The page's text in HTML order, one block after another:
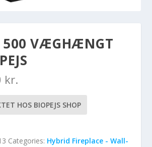
500 VÆGHÆNGT
kr.
HOS BIOPEJS SHOP
Categories: Hybrid Fireplace - Wall-